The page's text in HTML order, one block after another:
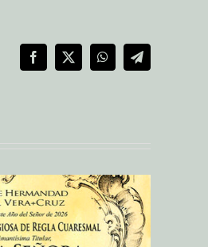
Facebook
X WhatsAppTelegram